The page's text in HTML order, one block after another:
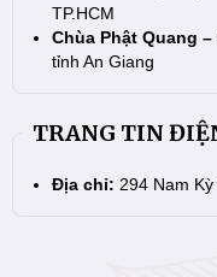
TP.HCM
Chùa Phật Quang
tỉnh An Giang
TRANG TIN
Địa chỉ: 294 Nam